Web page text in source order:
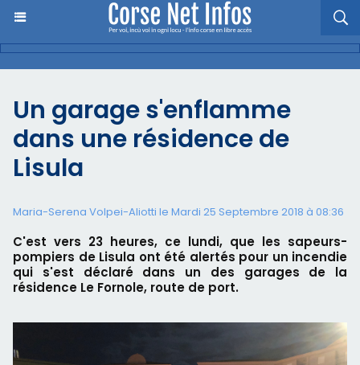
Un garage s'enflamme
dans une résidence de
Lisula
Maria-Serena Volpei-Aliotti le Mardi 25 Septembre 2018 à 08:36
C'est vers 23 heures, ce lundi, que les sapeurs-
pompiers de Lisula ont été alertés pour un incendie
qui s'est déclaré dans un des garages de la
résidence Le Fornole, route de port.